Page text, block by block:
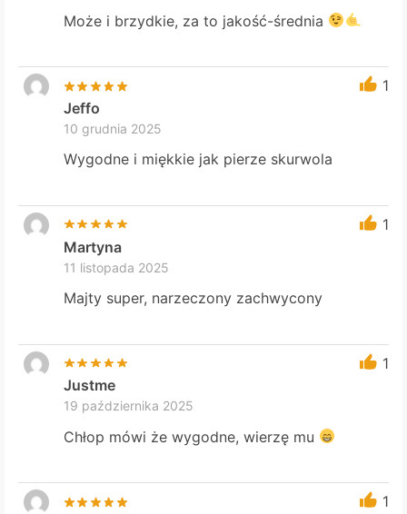
Może i brzydkie, za to jakość-średnia
1
Jeffo
10 grudnia 2025
Wygodne i miękkie jak pierze skurwola
1
Martyna
11 listopada 2025
Majty super, narzeczony zachwycony
1
Justme
19 października 2025
Chłop mówi że wygodne, wierzę mu
1